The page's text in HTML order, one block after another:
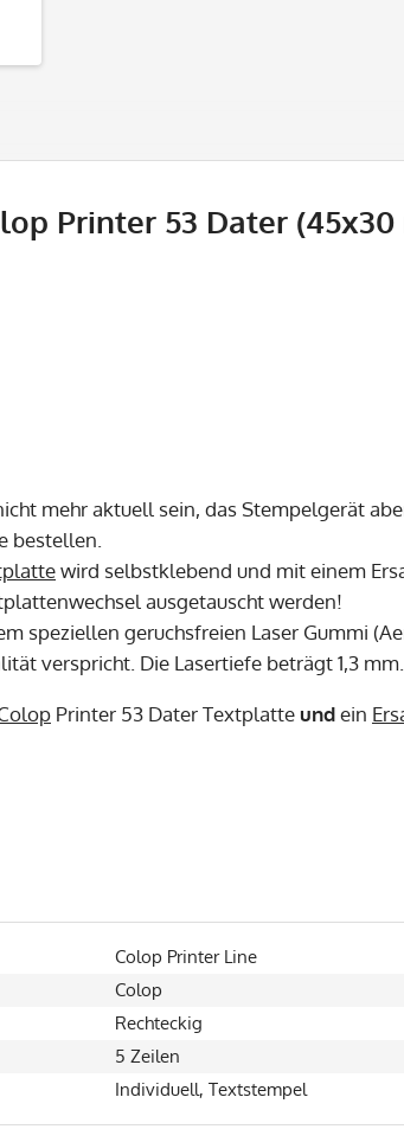
Printer 53 Dater (45x30
mehr aktuell sein, das Stempelgerät
bestellen.
wird selbstklebend und mit einem
ausgetauscht werden!
speziellen geruchsfreien Laser Gummi
verspricht. Die Lasertiefe beträgt 1,3 mm.
Printer 53 Dater Textplatteundein
Colop Printer Line
Colop
Rechteckig
5 Zeilen
Individuell, Textstempel